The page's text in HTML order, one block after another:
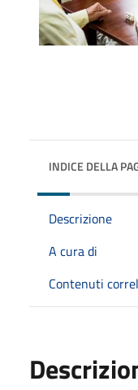
INDICE DELLA
Descrizione
A cura di
Contenuti